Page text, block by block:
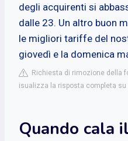
degli acquirenti si
dalle 23. Un altro buon
le migliori tariffe del
giovedì e la domenica
Richiesta di rimozione della
isualizza la risposta completa su
Quando cala